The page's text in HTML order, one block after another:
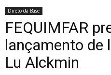
Direto da Base
FEQUIMFAR
lançamento de
Lu Alckmin